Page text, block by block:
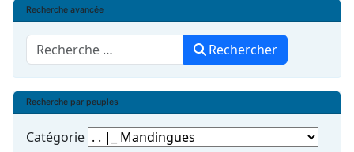
Recherche avancée
Rechercher Rechercher
Recherche par peuples
Catégorie